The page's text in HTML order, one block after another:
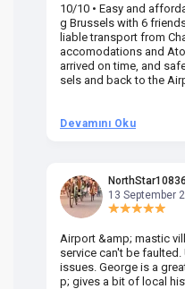
10/10 • Easy and
g Brussels with 6
liable transport from
accomodations and
arrived on time, and
sels and back to the
Devamını Oku
13 September
Airport &amp; mastic
service can't be faulted.
issues. George is a
p; gives a bit of local